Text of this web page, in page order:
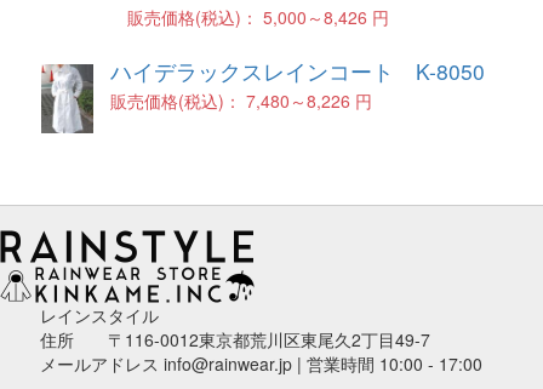
販売価格(税込)： 5,000～8,426 円
ハイデラックスレインコート K-8050
販売価格(税込)： 7,480～8,226 円
レインスタイル
住所 〒116-0012東京都荒川区東尾久2丁目49-7
メールアドレス info@rainwear.jp | 営業時間 10:00 - 17:00